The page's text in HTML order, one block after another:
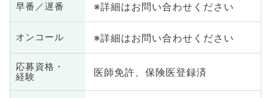
早番／遅番 ※詳細はお問い合わせください
オンコール ※詳細はお問い合わせください
応募資格・
経験
医師免許、保険医登録済